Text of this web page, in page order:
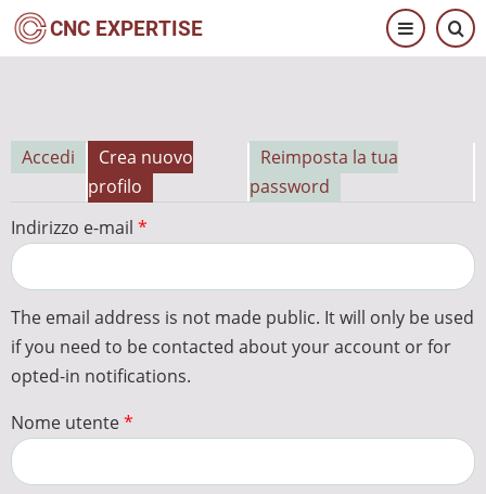
Salta
CNC EXPERTISE
Schede
primarie
Accedi
Crea nuovo
profilo
Reimposta la tua
password
Indirizzo e-mail
The email address is not made public. It will only be used
if you need to be contacted about your account or for
opted-in notifications.
Nome utente